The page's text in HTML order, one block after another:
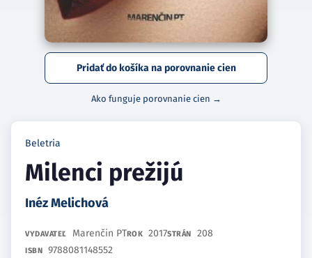
Pridať do košíka na porovnanie cien
Ako funguje porovnanie cien →
Beletria
Milenci prežijú
Inéz Melichová
VYDAVATEĽ Marenčin PTROK 2017STRÁN 208
ISBN 9788081148552